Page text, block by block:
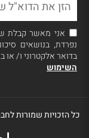
אני מאשר קבלת
נפרדת, בנושאים
בדואר אלקטרוני ו/ או
השימוש
כל הזכויות שמורות